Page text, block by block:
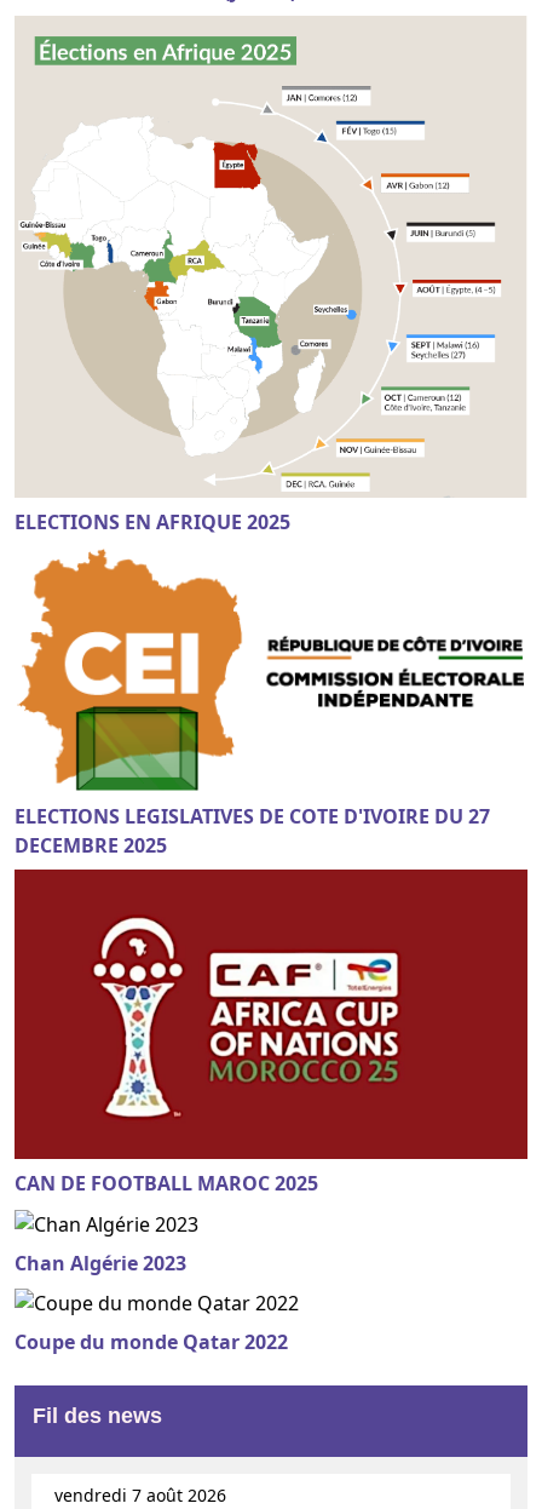
ELECTIONS EN AFRIQUE 2025
ELECTIONS LEGISLATIVES DE COTE D'IVOIRE DU 27
DECEMBRE 2025
CAN DE FOOTBALL MAROC 2025
Chan Algérie 2023
Coupe du monde Qatar 2022
Fil des news
vendredi 7 août 2026